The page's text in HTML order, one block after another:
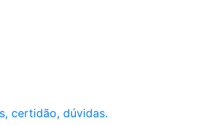
certidão, dúvidas.